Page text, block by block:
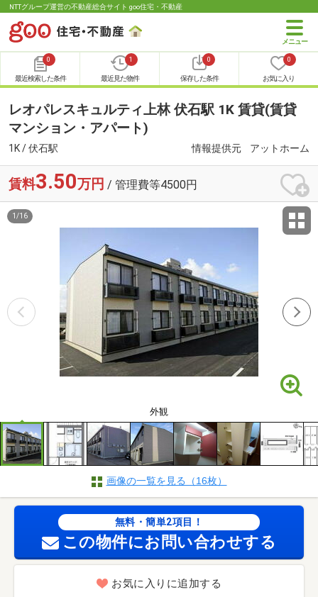
NTTグループ運営の不動産総合サイト goo住宅・不動産
0
最近検索した条件
1
最近見た物件
0
保存した条件
0
お気に入り
レオパレスキュルティ上林 伏石駅 1K 賃貸(賃貸
マンション・アパート)
1K / 伏石駅 情報提供元 アットホーム
賃料3.50万円 / 管理費等4500円
外観
1 /16
画像の一覧を見る（16枚）
無料・簡単2項目！
この物件にお問い合わせする
お気に入りに追加する